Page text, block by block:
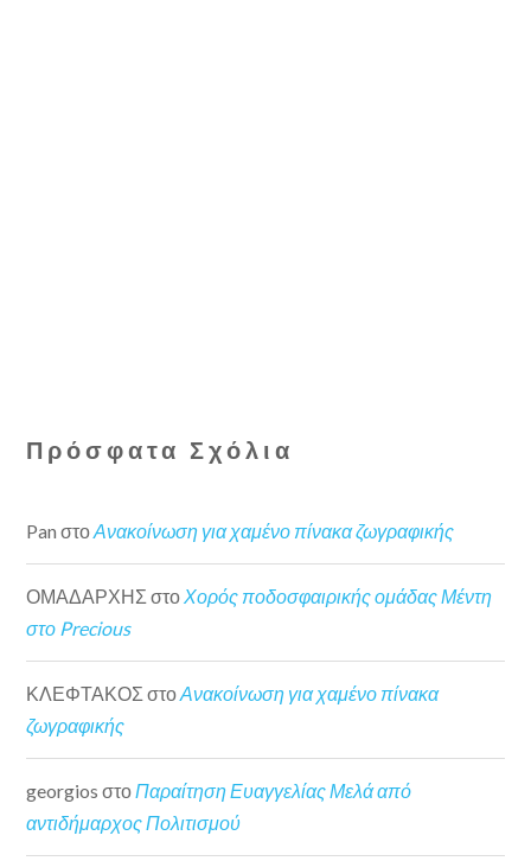
Πρόσφατα Σχόλια
Pan στοΑνακοίνωση για χαμένο πίνακα ζωγραφικής
ΟΜΑΔΑΡΧΗΣ στοΧορός ποδοσφαιρικής ομάδας Μέντη
στο Precious
ΚΛΕΦΤΑΚΟΣ στοΑνακοίνωση για χαμένο πίνακα
ζωγραφικής
georgios στοΠαραίτηση Ευαγγελίας Μελά από
αντιδήμαρχος Πολιτισμού